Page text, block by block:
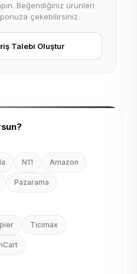
Beğendiğiniz ürünleri
çekebilirsiniz.
Talebi Oluştur
N11 Amazon
Pazarama
Ticimax